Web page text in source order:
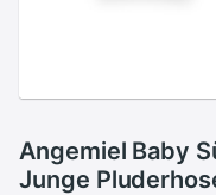
Angemiel Baby
Junge